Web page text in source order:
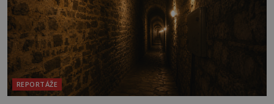
REPORTÁŽE